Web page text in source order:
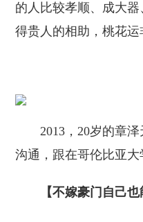
的人比较孝顺、成大
得贵人的相助，桃花运
2013，20岁的章泽
沟通，跟在哥伦比亚大
【不嫁豪门自己也